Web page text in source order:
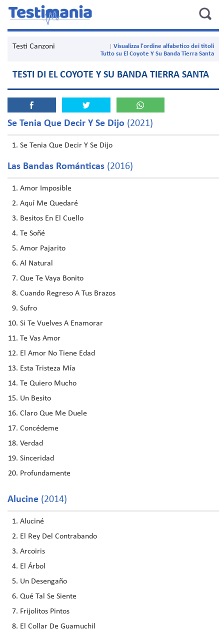
Testi Canzoni
Visualizza l'ordine alfabetico dei titoli
Tutto su El Coyote Y Su Banda Tierra Santa
TESTI DI EL COYOTE Y SU BANDA TIERRA SANTA
Se Tenia Que Decir Y Se Dijo (2021)
Se Tenia Que Decir Y Se Dijo
Las Bandas Románticas (2016)
Amor Imposible
Aquí Me Quedaré
Besitos En El Cuello
Te Soñé
Amor Pajarito
Al Natural
Que Te Vaya Bonito
Cuando Regreso A Tus Brazos
Sufro
Si Te Vuelves A Enamorar
Te Vas Amor
El Amor No Tiene Edad
Esta Tristeza Mía
Te Quiero Mucho
Un Besito
Claro Que Me Duele
Concédeme
Verdad
Sinceridad
Profundamente
Alucine (2014)
Aluciné
El Rey Del Contrabando
Arcoiris
El Árbol
Un Desengaño
Qué Tal Se Siente
Frijolitos Pintos
El Collar De Guamuchil